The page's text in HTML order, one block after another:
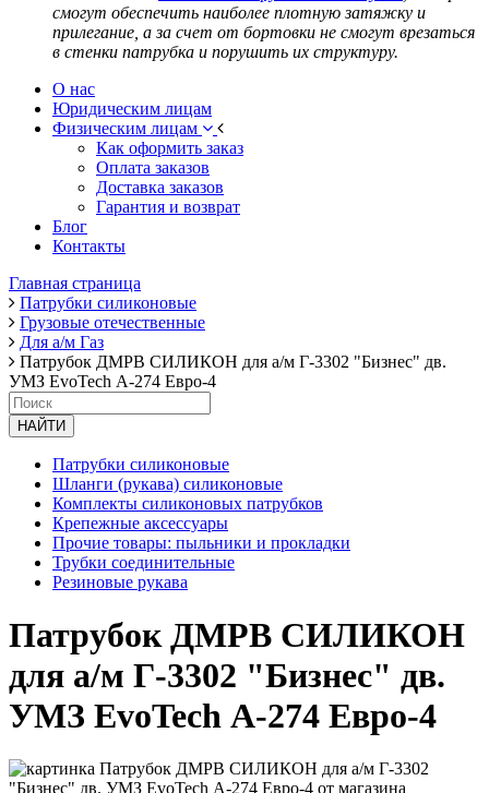
смогут обеспечить наиболее плотную затяжку и
прилегание, а за счет от бортовки не смогут врезаться
в стенки патрубка и порушить их структуру.
О нас
Юридическим лицам
Физическим лицам
Как оформить заказ
Оплата заказов
Доставка заказов
Гарантия и возврат
Блог
Контакты
Главная страница
Патрубки силиконовые
Грузовые отечественные
Для а/м Газ
Патрубок ДМРВ СИЛИКОН для а/м Г-3302 "Бизнес" дв.
УМЗ EvoTech А-274 Евро-4
НАЙТИ
Патрубки силиконовые
Шланги (рукава) силиконовые
Комплекты силиконовых патрубков
Крепежные аксессуары
Прочие товары: пыльники и прокладки
Трубки соединительные
Резиновые рукава
Патрубок ДМРВ СИЛИКОН
для а/м Г-3302 "Бизнес" дв.
УМЗ EvoTech А-274 Евро-4